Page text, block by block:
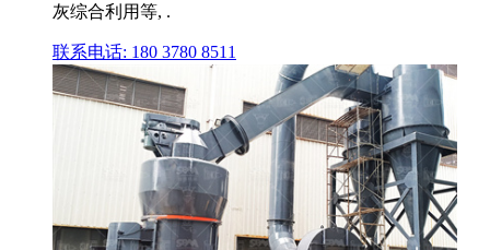
灰综合利用等, .
联系电话: 180 3780 8511